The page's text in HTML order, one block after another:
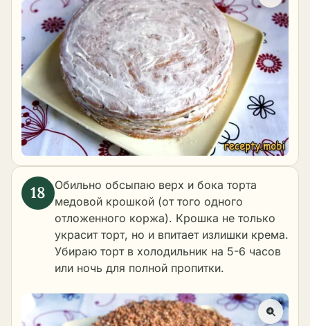
Обильно обсыпаю верх и бока торта
медовой крошкой (от того одного
отложенного коржа). Крошка не только
украсит торт, но и впитает излишки крема.
Убираю торт в холодильник на 5-6 часов
или ночь для полной пропитки.